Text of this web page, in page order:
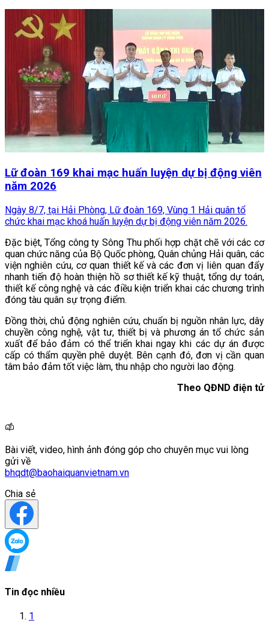
Lữ đoàn 169 khai mạc huấn luyện dự bị động viên
năm 2026
Ngày 8/7, tại Hải Phòng, Lữ đoàn 169, Vùng 1 Hải quân tổ
chức khai mạc khoá huấn luyện dự bị động viên năm 2026.
Đặc biệt, Tổng công ty Sông Thu phối hợp chặt chẽ với các cơ
quan chức năng của Bộ Quốc phòng, Quân chủng Hải quân, các
viện nghiên cứu, cơ quan thiết kế và các đơn vị liên quan đẩy
nhanh tiến độ hoàn thiện hồ sơ thiết kế kỹ thuật, tổng dự toán,
thiết kế công nghệ và các điều kiện triển khai các chương trình
đóng tàu quân sự trọng điểm.
Đồng thời, chủ động nghiên cứu, chuẩn bị nguồn nhân lực, dây
chuyền công nghệ, vật tư, thiết bị và phương án tổ chức sản
xuất để bảo đảm có thể triển khai ngay khi các dự án được
cấp có thẩm quyền phê duyệt. Bên cạnh đó, đơn vị cần quan
tâm bảo đảm tốt việc làm, thu nhập cho người lao động.
Theo QĐND điện tử
Bài viết, video, hình ảnh đóng góp cho chuyên mục vui lòng
gửi về
bhqdt@baohaiquanvietnam.vn
Chia sẻ
Tin đọc nhiều
1